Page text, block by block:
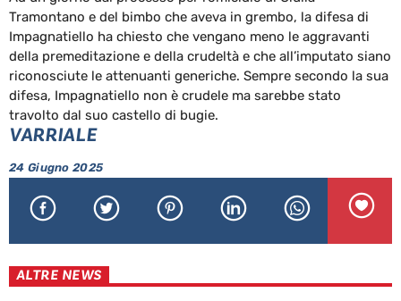
Tramontano e del bimbo che aveva in grembo, la difesa di
Impagnatiello ha chiesto che vengano meno le aggravanti
della premeditazione e della crudeltà e che all’imputato siano
riconosciute le attenuanti generiche. Sempre secondo la sua
difesa, Impagnatiello non è crudele ma sarebbe stato
travolto dal suo castello di bugie.
VARRIALE
24 Giugno 2025
ALTRE NEWS